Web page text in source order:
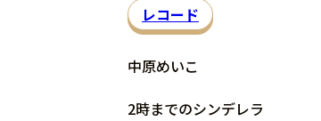
レコード
中原めいこ
2時までのシンデレラ